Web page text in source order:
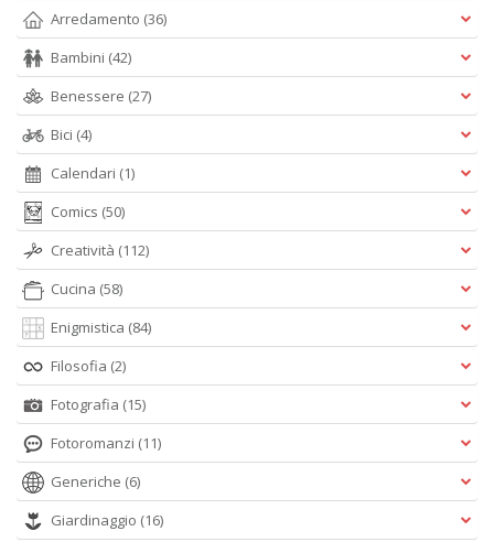
Arredamento (36)
Bambini (42)
Benessere (27)
Bici (4)
Calendari (1)
Comics (50)
Creatività (112)
Cucina (58)
Enigmistica (84)
Filosofia (2)
Fotografia (15)
Fotoromanzi (11)
Generiche (6)
Giardinaggio (16)